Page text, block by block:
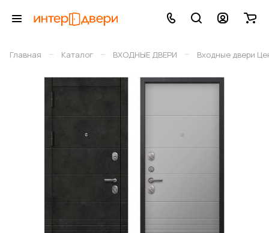
Главная – Каталог – ВХОДНЫЕ ДВЕРИ – Входные двери